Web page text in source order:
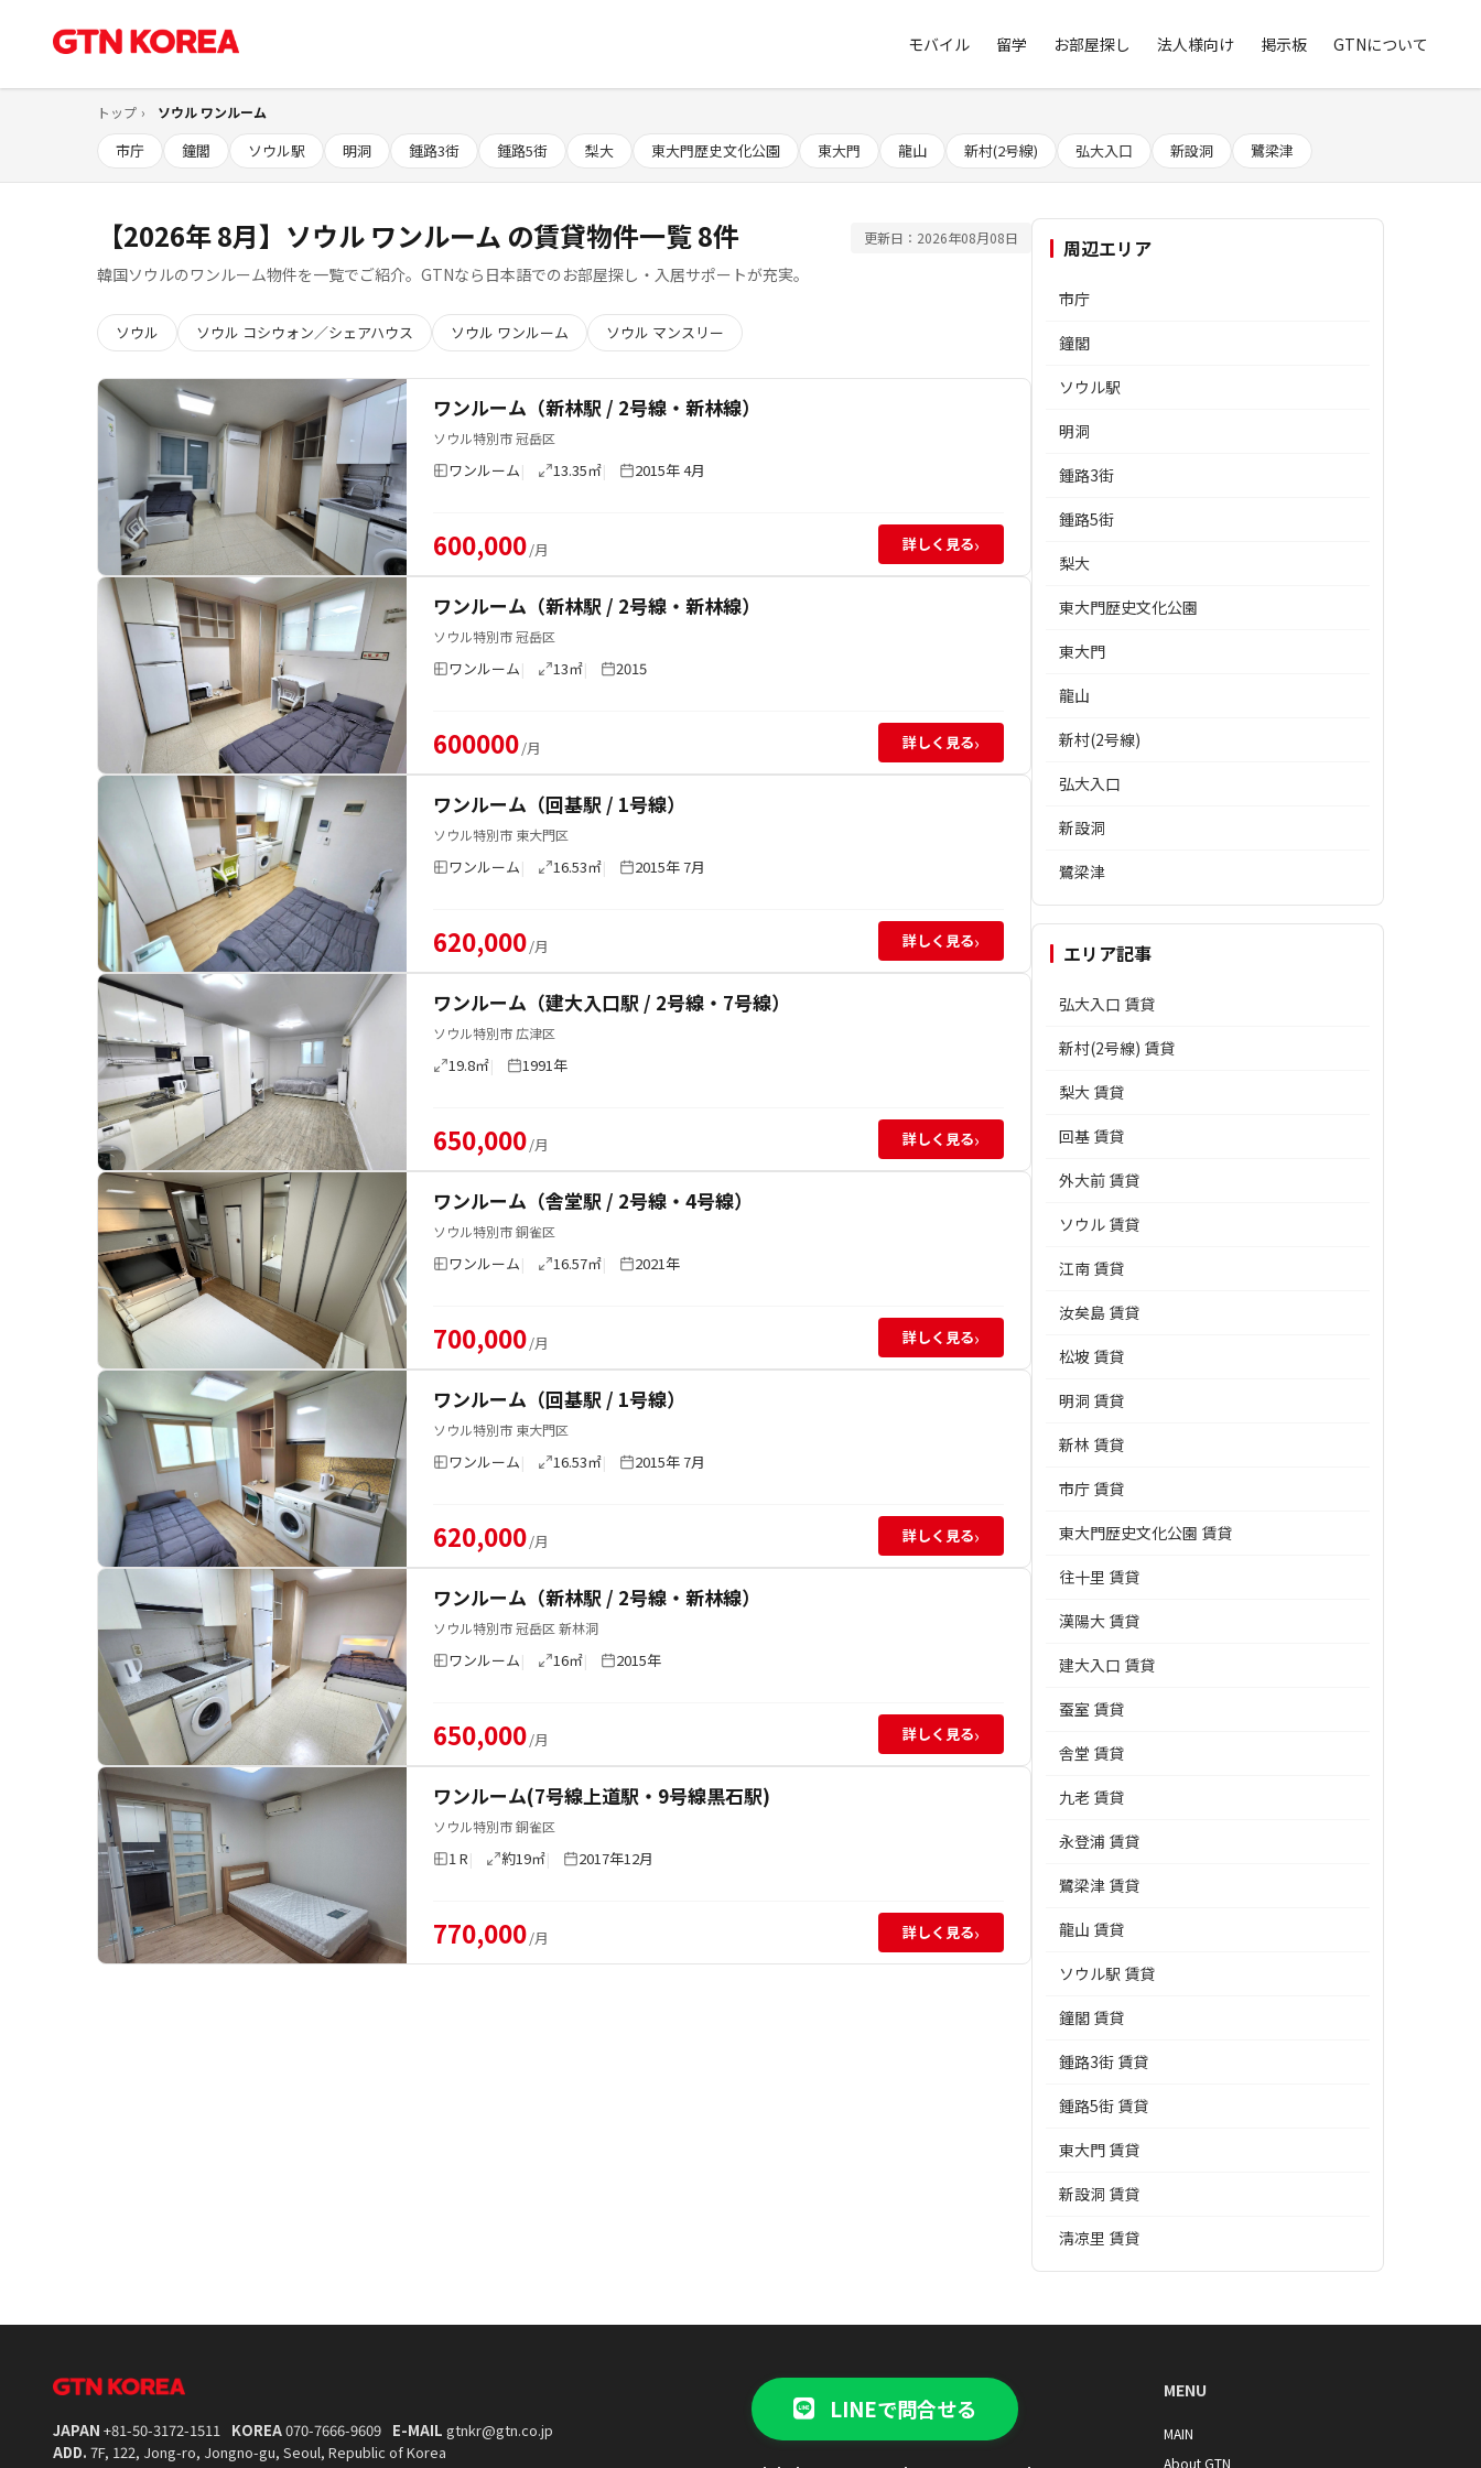
モバイル 留学 お部屋探し 法人様向け 掲示板 GTNについて
トップ ソウル ワンルーム
市庁 鐘閣 ソウル駅 明洞 鍾路3街 鍾路5街 梨大 東大門歴史文化公園 東大門 龍山 新村(2号線) 弘大入口 新設洞 鷺梁津
【2026年 8月】ソウル ワンルーム の賃貸物件一覧 8件
韓国ソウルのワンルーム物件を一覧でご紹介。GTNなら日本語でのお部屋探し・入居サポートが充実。
更新日：2026年08月08日
ソウル ソウル コシウォン／シェアハウス ソウル ワンルーム ソウル マンスリー
ワンルーム（新林駅 / 2号線・新林線）
ソウル特別市 冠岳区
ワンルーム 13.35㎡ 2015年 4月
600,000/月 詳しく見る›
ワンルーム（新林駅 / 2号線・新林線）
ソウル特別市 冠岳区
ワンルーム 13㎡ 2015
600000/月 詳しく見る›
ワンルーム（回基駅 / 1号線）
ソウル特別市 東大門区
ワンルーム 16.53㎡ 2015年 7月
620,000/月 詳しく見る›
ワンルーム（建大入口駅 / 2号線・7号線）
ソウル特別市 広津区
19.8㎡ 1991年
650,000/月 詳しく見る›
ワンルーム（舎堂駅 / 2号線・4号線）
ソウル特別市 銅雀区
ワンルーム 16.57㎡ 2021年
700,000/月 詳しく見る›
ワンルーム（回基駅 / 1号線）
ソウル特別市 東大門区
ワンルーム 16.53㎡ 2015年 7月
620,000/月 詳しく見る›
ワンルーム（新林駅 / 2号線・新林線）
ソウル特別市 冠岳区 新林洞
ワンルーム 16㎡ 2015年
650,000/月 詳しく見る›
ワンルーム(7号線上道駅・9号線黒石駅)
ソウル特別市 銅雀区
1 R 約19㎡ 2017年12月
770,000/月 詳しく見る›
周辺エリア
市庁
鐘閣
ソウル駅
明洞
鍾路3街
鍾路5街
梨大
東大門歴史文化公園
東大門
龍山
新村(2号線)
弘大入口
新設洞
鷺梁津
エリア記事
弘大入口 賃貸
新村(2号線) 賃貸
梨大 賃貸
回基 賃貸
外大前 賃貸
ソウル 賃貸
江南 賃貸
汝矣島 賃貸
松坡 賃貸
明洞 賃貸
新林 賃貸
市庁 賃貸
東大門歴史文化公園 賃貸
往十里 賃貸
漢陽大 賃貸
建大入口 賃貸
蚕室 賃貸
舎堂 賃貸
九老 賃貸
永登浦 賃貸
鷺梁津 賃貸
龍山 賃貸
ソウル駅 賃貸
鐘閣 賃貸
鍾路3街 賃貸
鍾路5街 賃貸
東大門 賃貸
新設洞 賃貸
淸凉里 賃貸
JAPAN +81-50-3172-1511 KOREA070-7666-9609 E-MAIL gtnkr@gtn.co.jp
ADD. 7F, 122, Jong-ro, Jongno-gu, Seoul, Republic of Korea
LINEで問合せる
MENU
MAIN
About GTN